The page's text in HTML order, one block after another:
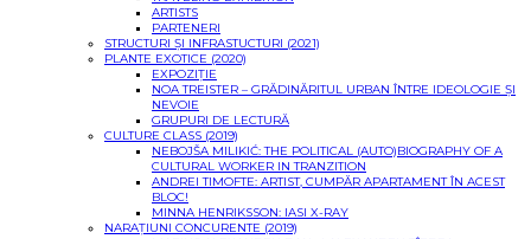
ARTISTS
PARTENERI
STRUCTURI ȘI INFRASTUCTURI (2021)
PLANTE EXOTICE (2020)
EXPOZIȚIE
NOA TREISTER – GRĂDINĂRITUL URBAN ÎNTRE IDEOLOGIE ȘI
NEVOIE
GRUPURI DE LECTURĂ
CULTURE CLASS (2019)
NEBOJŠA MILIKIĆ: THE POLITICAL (AUTO)BIOGRAPHY OF A
CULTURAL WORKER IN TRANZITION
ANDREI TIMOFTE: ARTIST, CUMPĂR APARTAMENT ÎN ACEST
BLOC!
MINNA HENRIKSSON: IASI X-RAY
NARAȚIUNI CONCURENTE (2019)